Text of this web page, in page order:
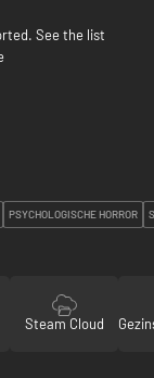
See the list
PSYCHOLOGISCHE HORROR
Steam Cloud